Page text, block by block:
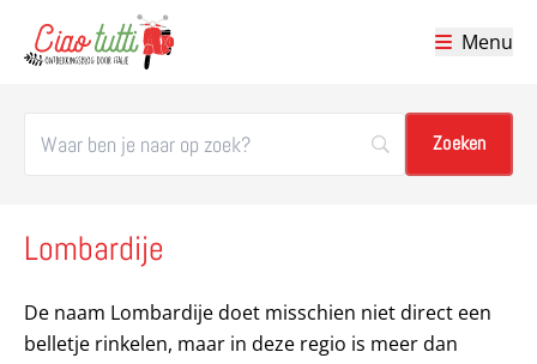
Menu
Lombardije
De naam Lombardije doet misschien niet direct een
belletje rinkelen, maar in deze regio is meer dan